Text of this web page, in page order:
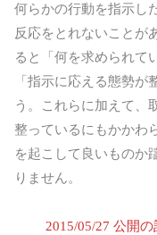
何らかの行動を指示し
反応をとれないことが
ると「何を求められて
「指示に応える態勢が
う。これらに加えて、
整っているにもかかわ
を起こして良いものか
りません。
2015/05/27 公開